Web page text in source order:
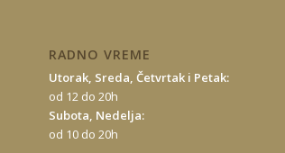
RADNO VREME
Utorak, Sreda, Četvrtak i Petak:
od 12 do 20h
Subota, Nedelja:
od 10 do 20h